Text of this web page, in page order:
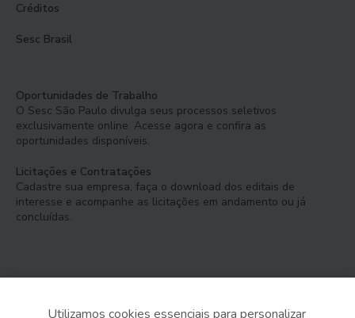
Créditos
Sesc Brasil
Oportunidades de Trabalho
O Sesc São Paulo divulga seus processos seletivos
exclusivamente online. Acesse agora e confira as
oportunidades disponíveis.
Licitações e Contratações
Cadastre sua empresa, faça o download dos editais de
interesse e acompanhe as licitações em andamento ou já
concluídas.
Utilizamos cookies essenciais para personalizar